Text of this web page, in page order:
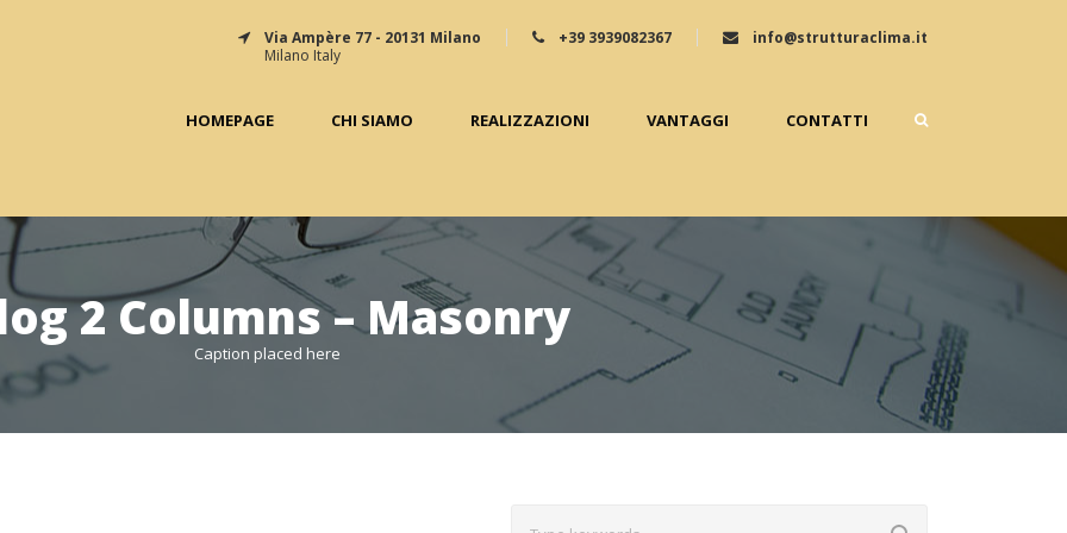
Via Ampère 77 - 20131 Milano
Milano Italy
+39 3939082367 info@strutturaclima.it
HOMEPAGE CHI SIAMO REALIZZAZIONI VANTAGGI CONTATTI
2 Columns – Masonry
Caption placed here